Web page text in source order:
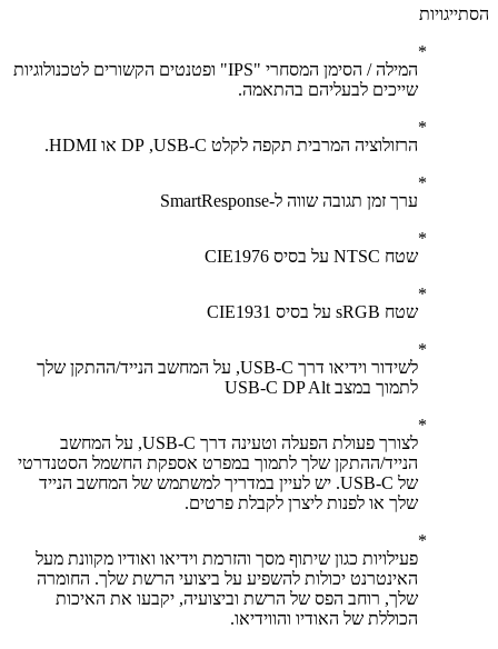
המילה / הסימן המסחרי "IPS" ופטנטים הקשורים לטכנולוגיות
שייכים לבעליהם בהתאמה.
הרזולוציה המרבית תקפה לקלט USB-C‏, DP או HDMI.
ערך זמן תגובה שווה ל-SmartResponse
שטח NTSC על בסיס CIE1976
שטח sRGB על בסיס CIE1931
לשידור וידיאו דרך USB-C, על המחשב הנייד/ההתקן שלך
לתמוך במצב USB-C DP Alt
לצורך פעולת הפעלה וטעינה דרך USB-C, על המחשב
הנייד/ההתקן שלך לתמוך במפרט אספקת החשמל הסטנדרטי
של USB-C. יש לעיין במדריך למשתמש של המחשב הנייד
שלך או לפנות ליצרן לקבלת פרטים.
פעילויות כגון שיתוף מסך והזרמת וידיאו ואודיו מקוונת מעל
האינטרנט יכולות להשפיע על ביצועי הרשת שלך. החומרה
שלך, רוחב הפס של הרשת וביצועיה, יקבעו את האיכות
הכוללת של האודיו והווידיאו.